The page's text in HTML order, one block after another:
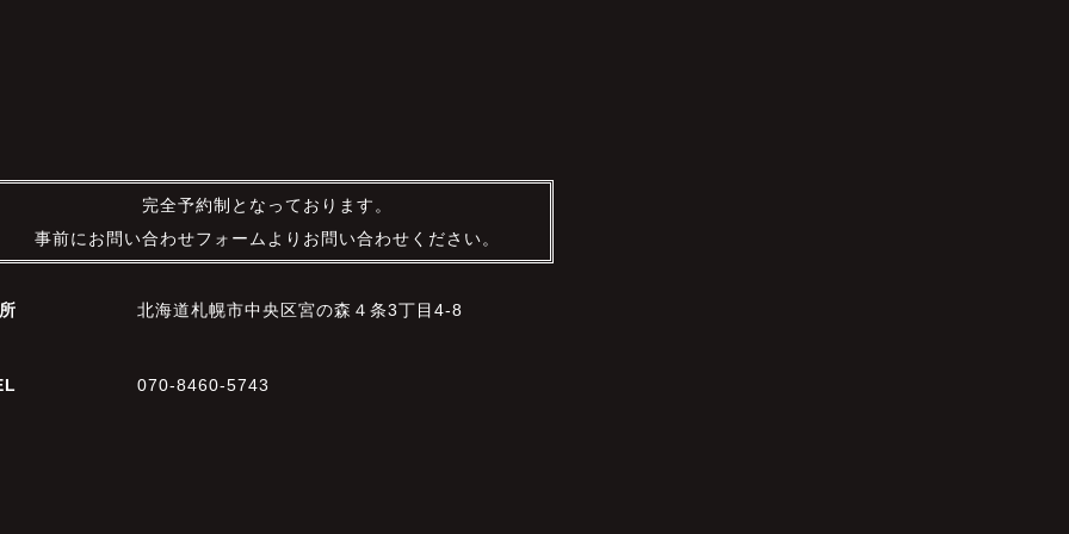
完全予約制となっております。
事前にお問い合わせフォームよりお問い合わせください。
北海道札幌市中央区宮の森４条3丁目4-8
070-8460-5743